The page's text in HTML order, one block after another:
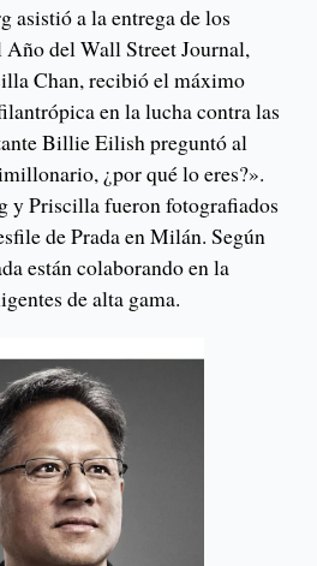
asistió a la entrega de los
del Wall Street Journal,
Chan, recibió el máximo
en la lucha contra las
Billie Eilish preguntó al
¿por qué lo eres?».
y Priscilla fueron fotografiados
de Prada en Milán. Según
están colaborando en la
de alta gama.